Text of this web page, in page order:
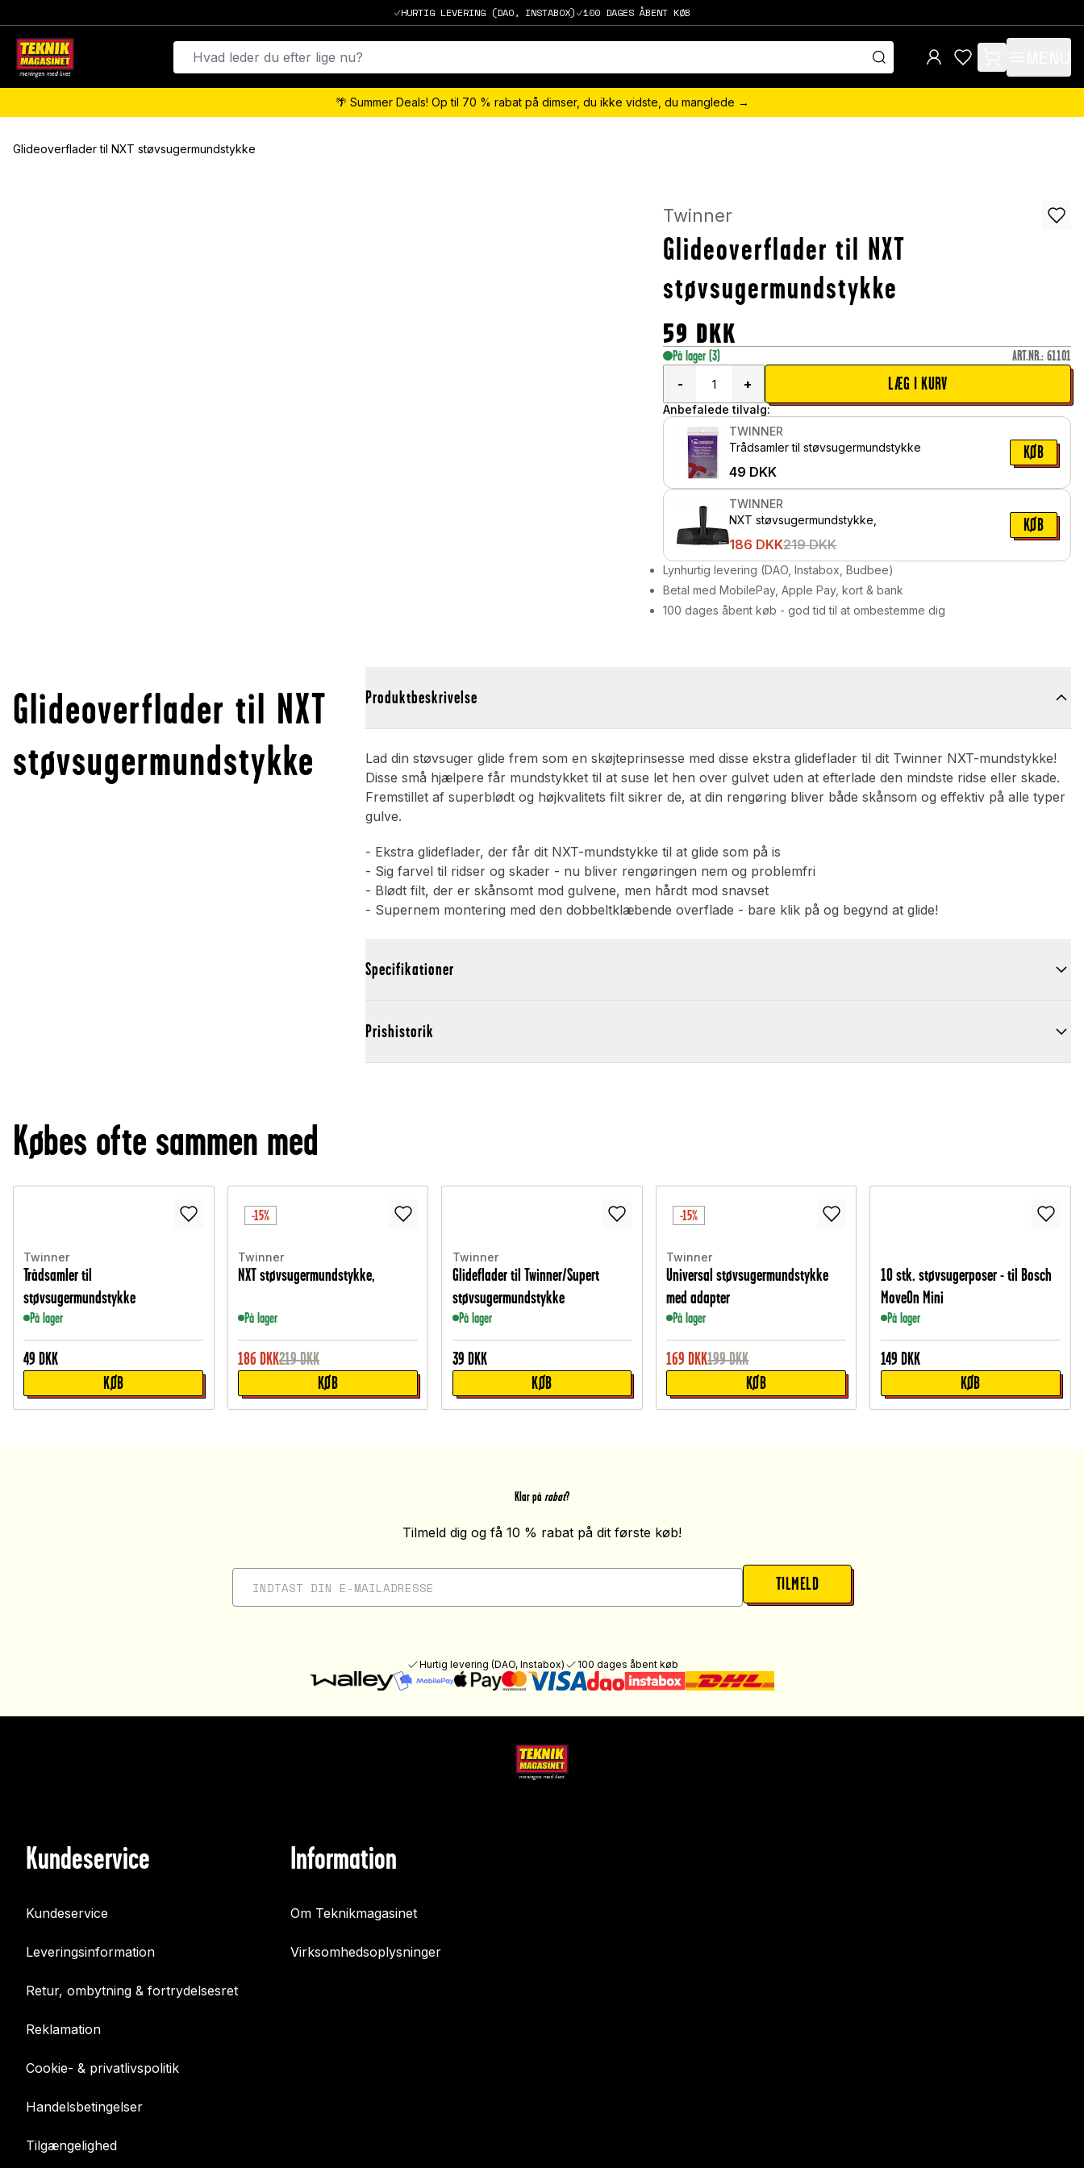
HURTIG LEVERING (DAO, INSTABOX) 100 DAGES ÅBENT KØB
items in cart, view
🌴 Summer Deals! Op til 70 % rabat på dimser, du ikke vidste, du manglede →
Glideoverflader til NXT støvsugermundstykke
Twinner
Glideoverflader til NXT
støvsugermundstykke
59 DKK
På lager (3) ART.NR.: 61101
-
+ LÆG I KURV
Anbefalede tilvalg:
TWINNER
Trådsamler til støvsugermundstykke
49 DKK
KØB
TWINNER
NXT støvsugermundstykke,
186 DKK219 DKK
KØB
Lynhurtig levering (DAO, Instabox, Budbee)
Betal med MobilePay, Apple Pay, kort & bank
100 dages åbent køb - god tid til at ombestemme dig
Glideoverflader til NXT
støvsugermundstykke
Produktbeskrivelse
Lad din støvsuger glide frem som en skøjteprinsesse med disse ekstra glideflader til dit Twinner NXT-mundstykke!
Disse små hjælpere får mundstykket til at suse let hen over gulvet uden at efterlade den mindste ridse eller skade.
Fremstillet af superblødt og højkvalitets filt sikrer de, at din rengøring bliver både skånsom og effektiv på alle typer
gulve.
- Ekstra glideflader, der får dit NXT-mundstykke til at glide som på is
- Sig farvel til ridser og skader - nu bliver rengøringen nem og problemfri
- Blødt filt, der er skånsomt mod gulvene, men hårdt mod snavset
- Supernem montering med den dobbeltklæbende overflade - bare klik på og begynd at glide!
Specifikationer
Prishistorik
Købes ofte sammen med
Twinner
Trådsamler til
støvsugermundstykke
På lager
49 DKK
KØB
-15%
Twinner
NXT støvsugermundstykke,
På lager
186 DKK219DKK
KØB
Twinner
Glideflader til Twinner/Supert
støvsugermundstykke
På lager
39 DKK
KØB
-15%
Twinner
Universal støvsugermundstykke
med adapter
På lager
169 DKK199DKK
KØB
10 stk. støvsugerposer - til Bosch
MoveOn Mini
På lager
149 DKK
KØB
Klar på rabat?
Tilmeld dig og få 10 % rabat på dit første køb!
TILMELD
Hurtig levering (DAO, Instabox) 100 dages åbent køb
Kundeservice
Kundeservice
Leveringsinformation
Retur, ombytning & fortrydelsesret
Reklamation
Cookie- & privatlivspolitik
Handelsbetingelser
Tilgængelighed
Information
Om Teknikmagasinet
Virksomhedsoplysninger